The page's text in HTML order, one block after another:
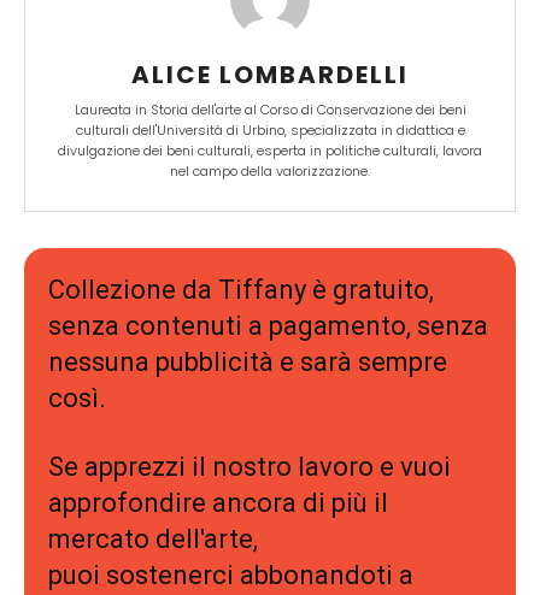
ALICE LOMBARDELLI
Laureata in Storia dell'arte al Corso di Conservazione dei beni
culturali dell'Università di Urbino, specializzata in didattica e
divulgazione dei beni culturali, esperta in politiche culturali, lavora
nel campo della valorizzazione.
Collezione da Tiffany è gratuito,
senza contenuti a pagamento, senza
nessuna pubblicità e sarà sempre
così.
Se apprezzi il nostro lavoro e vuoi
approfondire ancora di più il
mercato dell'arte,
puoi sostenerci abbonandoti a